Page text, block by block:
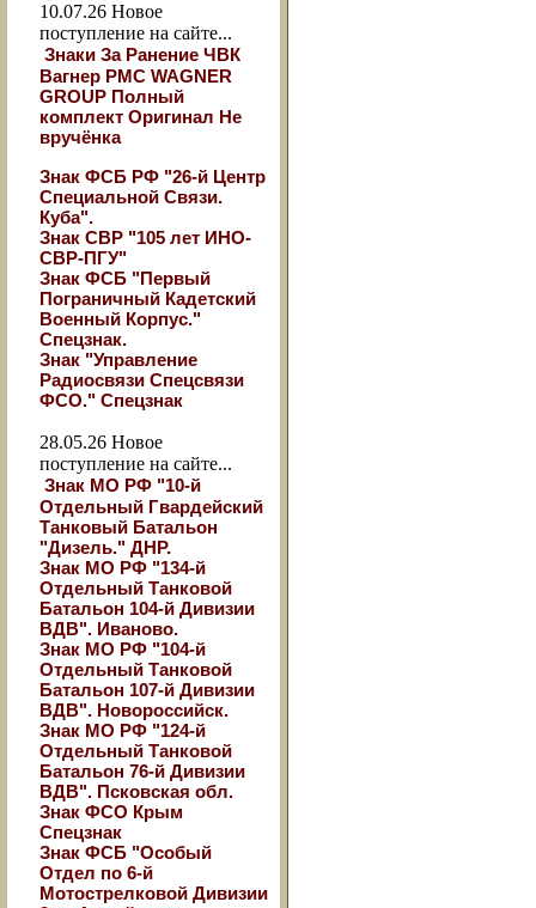
10.07.26 Новое
поступление на сайте...
Знаки За Ранение ЧВК
Вагнер РМС WAGNER
GROUP Полный
комплект Оригинал Не
вручёнка
Знак ФСБ РФ "26-й Центр
Специальной Связи.
Куба".
Знак СВР "105 лет ИНО-
СВР-ПГУ"
Знак ФСБ "Первый
Пограничный Кадетский
Военный Корпус."
Спецзнак.
Знак "Управление
Радиосвязи Спецсвязи
ФСО." Спецзнак
28.05.26 Новое
поступление на сайте...
Знак МО РФ "10-й
Отдельный Гвардейский
Танковый Батальон
"Дизель." ДНР.
Знак МО РФ "134-й
Отдельный Танковой
Батальон 104-й Дивизии
ВДВ". Иваново.
Знак МО РФ "104-й
Отдельный Танковой
Батальон 107-й Дивизии
ВДВ". Новороссийск.
Знак МО РФ "124-й
Отдельный Танковой
Батальон 76-й Дивизии
ВДВ". Псковская обл.
Знак ФСО Крым
Спецзнак
Знак ФСБ "Особый
Отдел по 6-й
Мотострелковой Дивизии